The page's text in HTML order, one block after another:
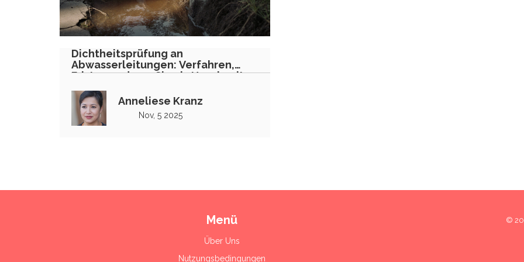
Dichtheitsprüfung an
Abwasserleitungen: Verfahren,
Fristen und was Sie als Hausbesitzer
Anneliese Kranz
Nov, 5 2025
Menü
Über Uns
Nutzungsbedingungen
©